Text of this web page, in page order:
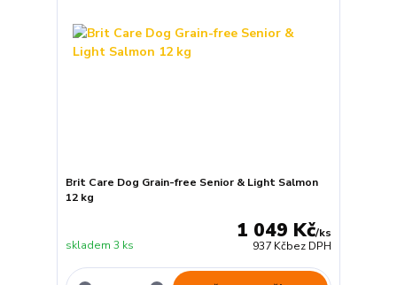
Brit Care Dog Grain-free Senior & Light Salmon
12 kg
1 049 Kč/ks
937 Kčbez DPH
skladem 3 ks